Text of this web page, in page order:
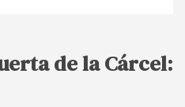
de la Cárcel: